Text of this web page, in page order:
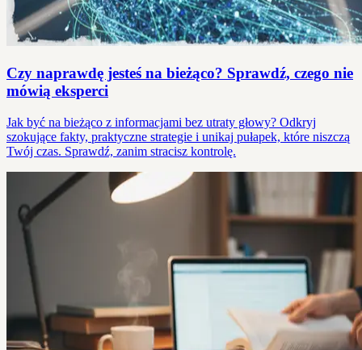
Czy naprawdę jesteś na bieżąco? Sprawdź, czego nie
mówią eksperci
Jak być na bieżąco z informacjami bez utraty głowy? Odkryj
szokujące fakty, praktyczne strategie i unikaj pułapek, które niszczą
Twój czas. Sprawdź, zanim stracisz kontrolę.